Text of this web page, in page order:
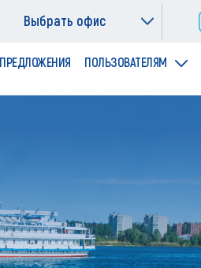
Выбрать офис
ПОЛЬЗОВАТЕЛЯМ